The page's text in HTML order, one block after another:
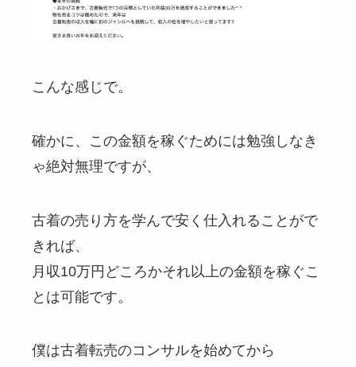
こんな感じで。
確かに、この金額を稼ぐためには勉強しなき
ゃ絶対無理ですが、
古着の売り方を学んで安く仕入れることがで
きれば、
月収10万円どころかそれ以上の金額を稼ぐこ
とは可能です。
僕は古着転売のコンサルを始めてから